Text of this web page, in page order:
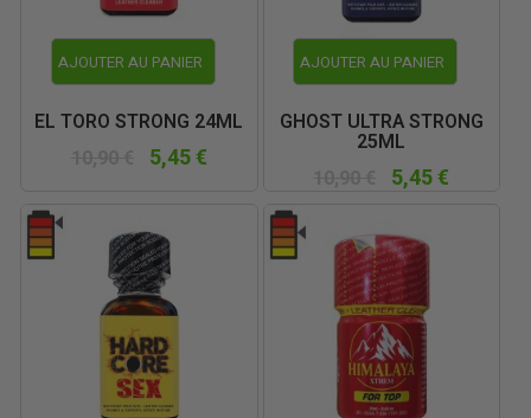
AJOUTER AU PANIER
EL TORO STRONG 24ML
5,45 €
AJOUTER AU PANIER
GHOST ULTRA STRONG
25ML
5,45 €